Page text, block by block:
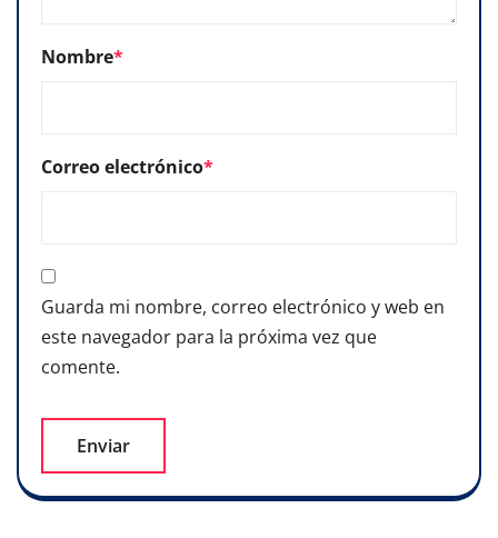
Nombre*
Correo electrónico*
Guarda mi nombre, correo electrónico y web en
este navegador para la próxima vez que
comente.